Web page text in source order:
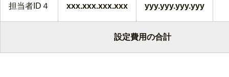
担当者ID４ xxx.xxx.xxx.xxx yyy.yyy.yyy.yyy
設定費用の合計